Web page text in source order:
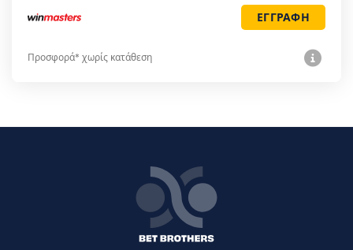
ΕΓΓΡΑΦΗ
Προσφορά* χωρίς κατάθεση